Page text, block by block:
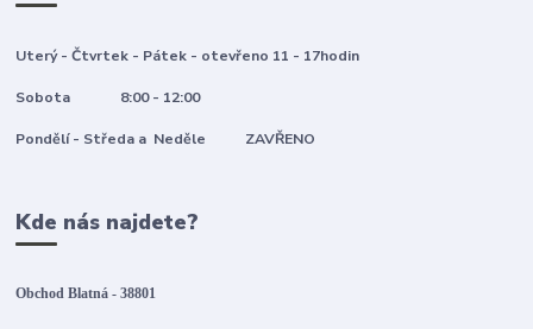
Uterý - Čtvrtek - Pátek - otevřeno 11 - 17hodin
Sobota 8:00 - 12:00
Pondělí - Středa a Neděle ZAVŘENO
Kde nás najdete?
Obchod Blatná - 38801